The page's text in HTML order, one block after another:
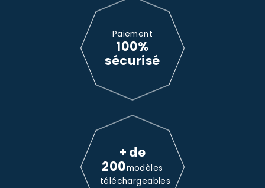
Paiement
100%
sécurisé
+ de
200modèles
téléchargeables